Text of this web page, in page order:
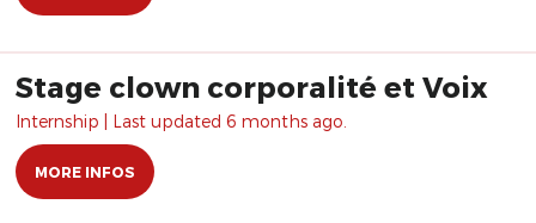
Stage clown corporalité et Voix
Internship | Last updated 6 months ago.
MORE INFOS